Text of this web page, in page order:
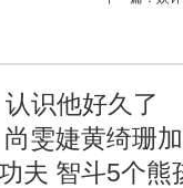
识他好久了
雯婕黄绮珊
夫 智斗5个熊